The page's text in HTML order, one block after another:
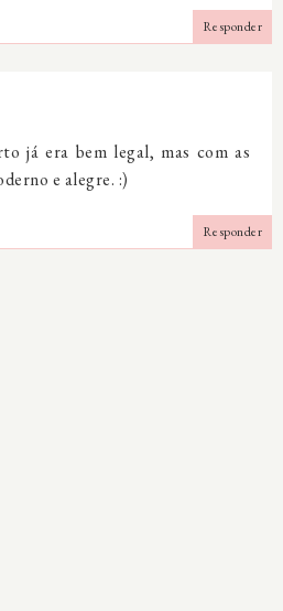
Responder
já era bem legal, mas com as
e alegre. :)
Responder